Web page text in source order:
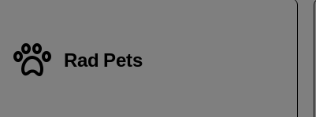
Rad Pets